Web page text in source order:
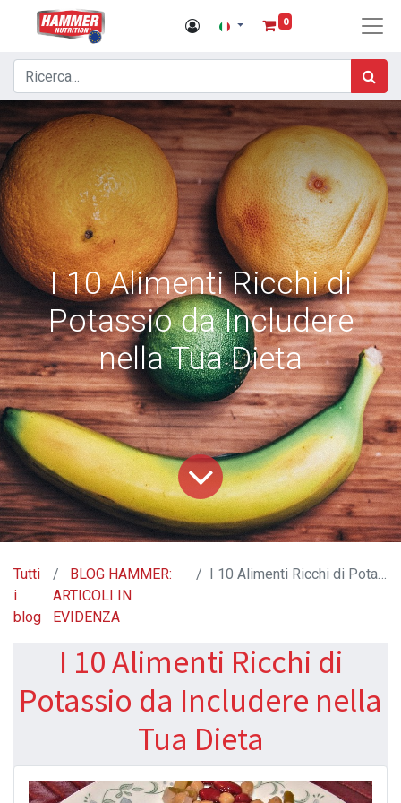
0
I 10 Alimenti Ricchi di
Potassio da Includere
nella Tua Dieta
Tutti
i
blog
BLOG HAMMER:
ARTICOLI IN
EVIDENZA
I 10 Alimenti Ricchi di Potassio da Includere nella Tua Dieta
I 10 Alimenti Ricchi di
Potassio da Includere nella
Tua Dieta